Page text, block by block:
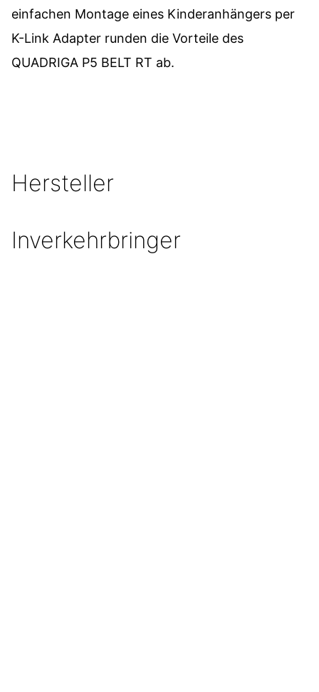
einfachen Montage eines Kinderanhängers per
K-Link Adapter runden die Vorteile des
QUADRIGA P5 BELT RT ab.
Hersteller
Inverkehrbringer